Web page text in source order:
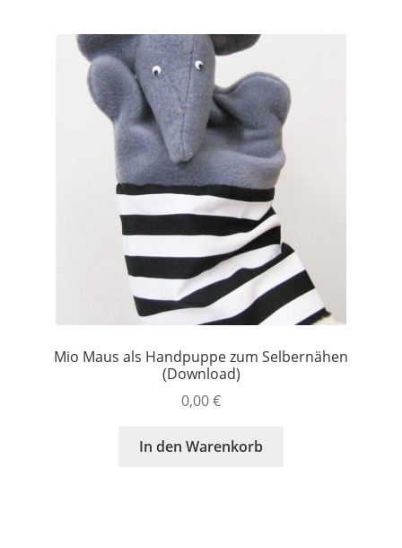
Mio Maus als Handpuppe zum Selbernähen
(Download)
0,00€
In den Warenkorb